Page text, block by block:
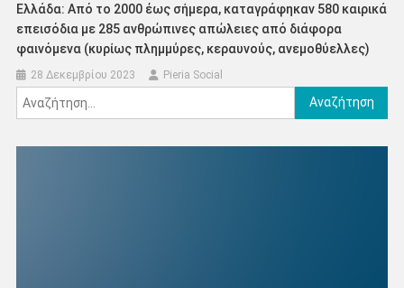
Ελλάδα: Από το 2000 έως σήμερα, καταγράφηκαν 580 καιρικά
επεισόδια με 285 ανθρώπινες απώλειες από διάφορα
φαινόμενα (κυρίως πλημμύρες, κεραυνούς, ανεμοθύελλες)
28 Δεκεμβρίου 2023 Pieria Social
Αναζήτηση
για: